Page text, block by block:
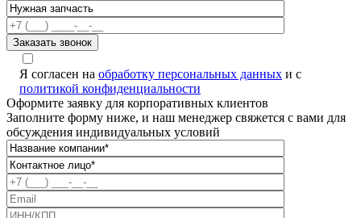
Я согласен на обработку персональных данных и с
политикой конфиденциальности
Оформите заявку для корпоративных клиентов
Заполните форму ниже, и наш менеджер свяжется с вами для
обсуждения индивидуальных условий